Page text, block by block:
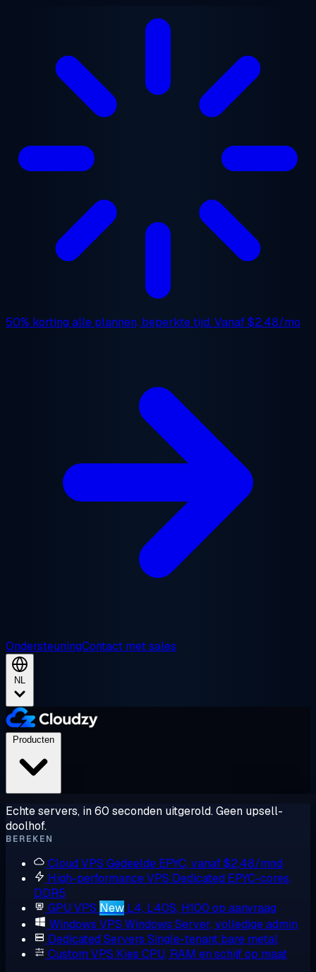
50% korting alle plannen, beperkte tijd. Vanaf$2.48/mo
OndersteuningContact met sales
NL
Echte servers, in 60 seconden uitgerold. Geen upsell-
doolhof.
BEREKEN
Cloud VPS Gedeelde EPYC, vanaf $2,48/mnd
High-performance VPS Dedicated EPYC-cores,
DDR5
GPU VPS New L4, L40S, H100 op aanvraag
Windows VPS Windows Server, volledige admin
Dedicated Servers Single-tenant bare metal
Custom VPS Kies CPU, RAM en schijf op maat